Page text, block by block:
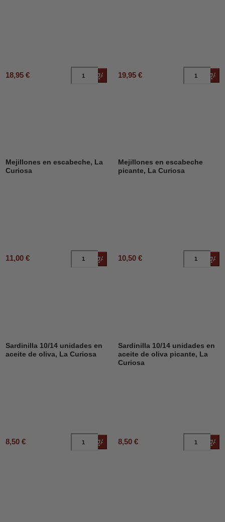
18,95 € Añadir al carrito
19,95 €
Mejillones en escabeche, La
Curiosa
11,00 € Añadir al carrito
Mejillones en escabeche
picante, La Curiosa
10,50 €
Sardinilla 10/14 unidades en
aceite de oliva, La Curiosa
8,50 € Añadir al carrito
Sardinilla 10/14 unidades en
aceite de oliva picante, La
Curiosa
8,50 €